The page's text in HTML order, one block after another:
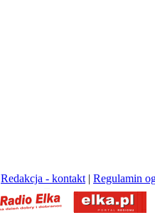
Redakcja - kontakt | Regulamin